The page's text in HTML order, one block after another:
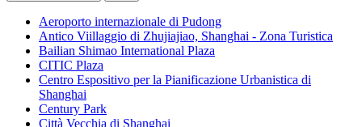
Aeroporto internazionale di Pudong
Antico Viillaggio di Zhujiajiao, Shanghai - Zona Turistica
Bailian Shimao International Plaza
CITIC Plaza
Centro Espositivo per la Pianificazione Urbanistica di
Shanghai
Century Park
Città Vecchia di Shanghai